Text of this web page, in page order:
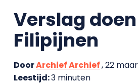
Verslag
Filipijnen
DoorArchief Archief, 22
Leestijd:3 minuten